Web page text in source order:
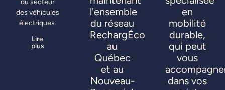
des véhicules
électriques.
Lire
plus
l'ensemble
du réseau
RechargÉco
au
Québec
et au
Nouveau-
en
mobilité
durable,
qui peut
vous
dans vos